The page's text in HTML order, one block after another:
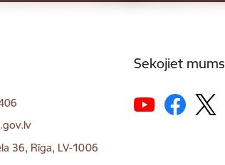
36, Rīga, LV-1006
Sekojiet mums